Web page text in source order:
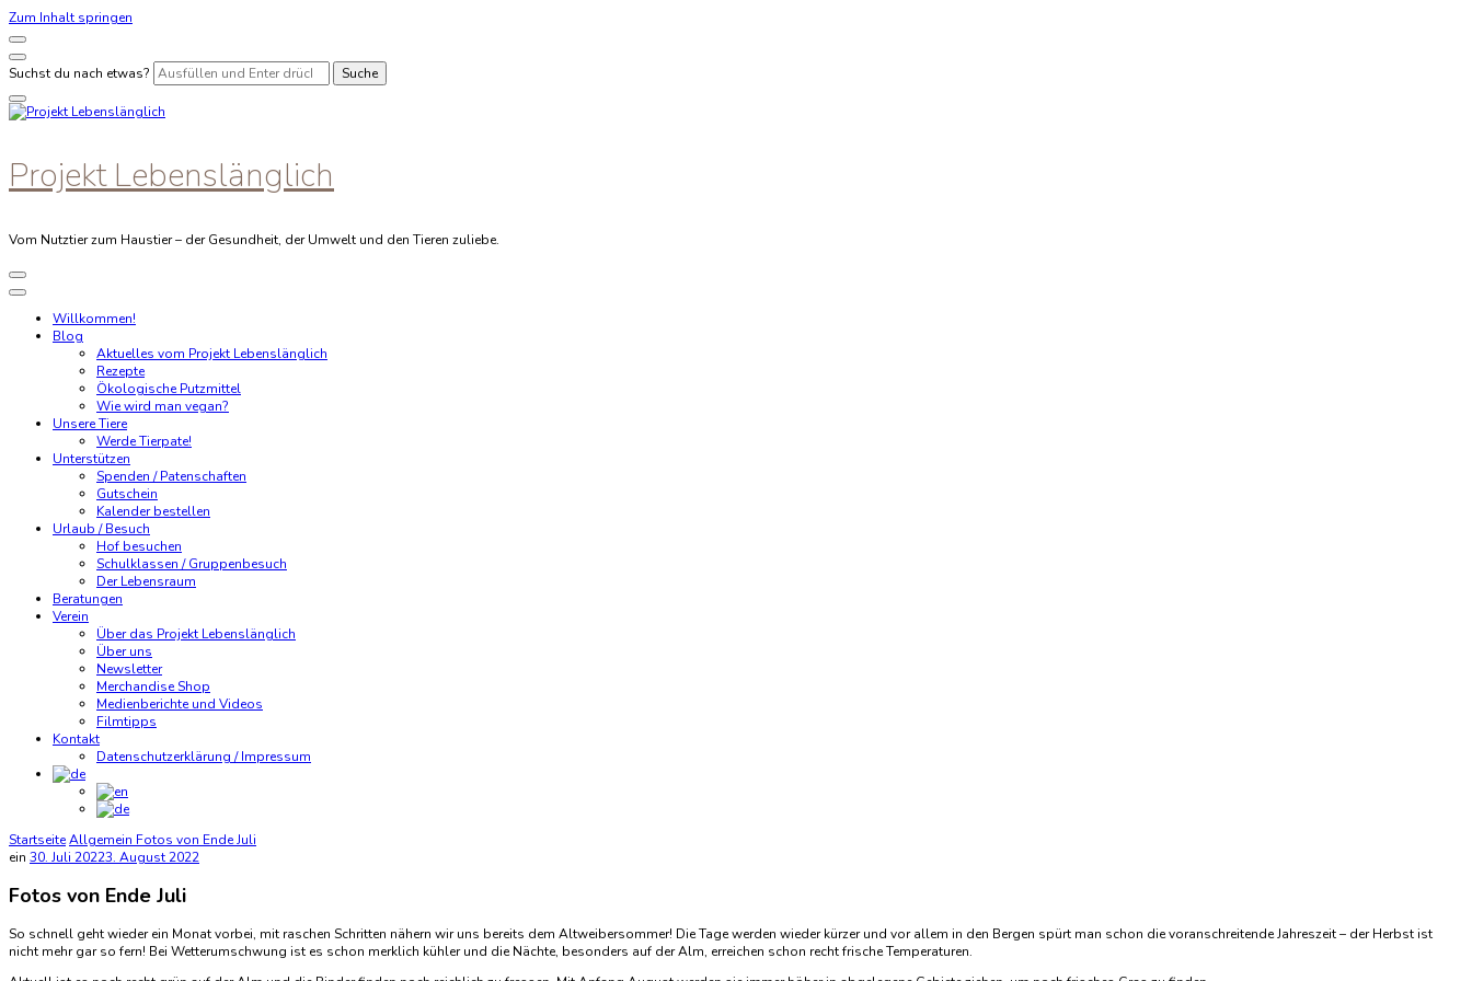
Zum Inhalt springen
Suchst du nach etwas?
Projekt Lebenslänglich
Vom Nutztier zum Haustier – der Gesundheit, der Umwelt und den Tieren zuliebe.
Willkommen!
Blog
Aktuelles vom Projekt Lebenslänglich
Rezepte
Ökologische Putzmittel
Wie wird man vegan?
Unsere Tiere
Werde Tierpate!
Unterstützen
Spenden / Patenschaften
Gutschein
Kalender bestellen
Urlaub / Besuch
Hof besuchen
Schulklassen / Gruppenbesuch
Der Lebensraum
Beratungen
Verein
Über das Projekt Lebenslänglich
Über uns
Newsletter
Merchandise Shop
Medienberichte und Videos
Filmtipps
Kontakt
Datenschutzerklärung / Impressum
StartseiteAllgemein Fotos von Ende Juli
ein 30. Juli 20223. August 2022
Fotos von Ende Juli
So schnell geht wieder ein Monat vorbei, mit raschen Schritten nähern wir uns bereits dem Altweibersommer! Die Tage werden wieder kürzer und vor allem in den Bergen spürt man schon die voranschreitende Jahreszeit – der Herbst ist
nicht mehr gar so fern! Bei Wetterumschwung ist es schon merklich kühler und die Nächte, besonders auf der Alm, erreichen schon recht frische Temperaturen.